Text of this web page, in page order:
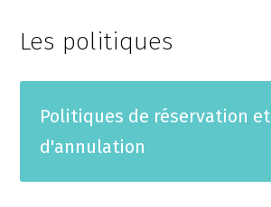
Les politiques
Politiques de réservation et
d'annulation